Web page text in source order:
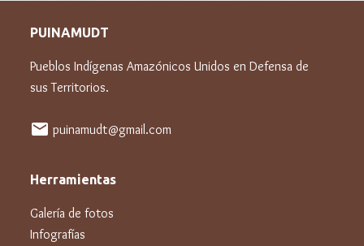
PUINAMUDT
Pueblos Indígenas Amazónicos Unidos en Defensa de
sus Territorios.
mail puinamudt@gmail.com
Herramientas
Galería de fotos
Infografías